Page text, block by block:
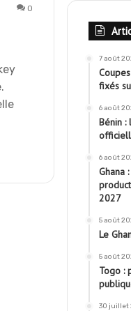
0
7 août
fixés
6 août
Bénin :
6 août
Ghana
2027
5 août
Le
5 août
Togo :
30 juillet